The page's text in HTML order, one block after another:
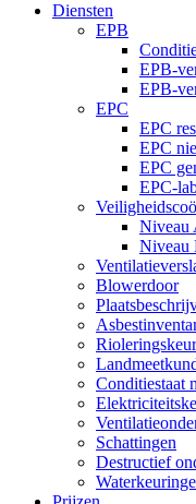
Diensten
EPB
EPB-
EPB-
EPC
EPC
EPC
EPC
EPC-
Niveau
Niveau
Blowerdoor
Conditiestaat
Schattingen
Destructief